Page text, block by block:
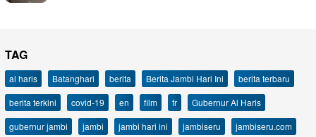
TAG
al haris Batanghari berita Berita Jambi Hari Ini
berita terbaru
berita terkini
covid-19 en film fr
Gubernur Al Haris
gubernur jambi
jambi jambi hari ini jambiseru
jambiseru.com